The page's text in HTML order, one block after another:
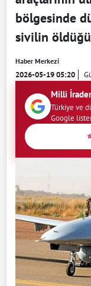
bölgesinde
sivilin
Haber Merkezi
2026-05-19 05:20
Milli
Türkiye ve
Google